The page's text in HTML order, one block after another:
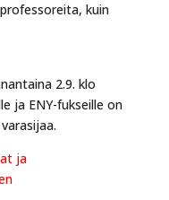
kuin
2.9. klo
ja ENY-fukseille on
ja